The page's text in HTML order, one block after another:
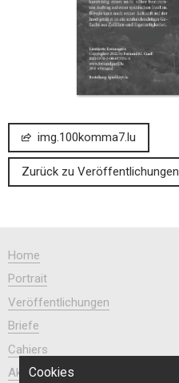
img.100komma7.lu
Zurück zu Veröffentlichungen
Home
Portrait
Veröffentlichungen
Briefe
Cahiers
AktuellCookies